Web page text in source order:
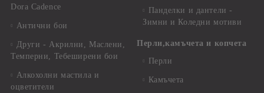
Dora Cadence
Антични бои
Други - Акрилни, Маслени,
Темперни, Тебеширени бои
Алкохолни мастила и
оцветители
Панделки и дантели -
Зимни и Коледни мотиви
Перли,камъчета и копчета
Перли
Камъчета